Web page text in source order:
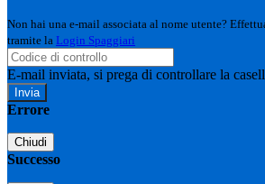
Non hai una e-mail associata al nome utente?
tramite la Login Spaggiari
E-mail inviata, si prega di controllare la
Errore
Chiudi
Successo